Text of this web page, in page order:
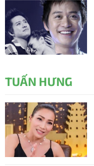
TUẤN HƯNG